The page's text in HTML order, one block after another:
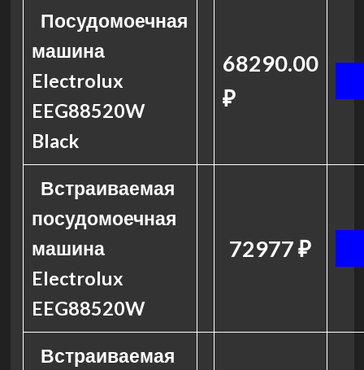
Посудомоечная
машина
Electrolux
EEG88520W
Black
68290.00
₽
Встраиваемая
посудомоечная
машина
Electrolux
EEG88520W
72977 ₽
Встраиваемая